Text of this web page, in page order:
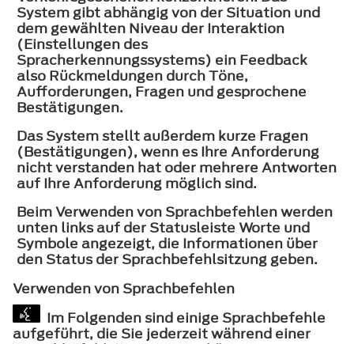
System gibt abhängig von der Situation und
dem gewählten Niveau der Interaktion
(Einstellungen des
Spracherkennungssystems) ein Feedback
also Rückmeldungen durch Töne,
Aufforderungen, Fragen und gesprochene
Bestätigungen.
Das System stellt außerdem kurze Fragen
(Bestätigungen), wenn es Ihre Anforderung
nicht verstanden hat oder mehrere Antworten
auf Ihre Anforderung möglich sind.
Beim Verwenden von Sprachbefehlen werden
unten links auf der Statusleiste Worte und
Symbole angezeigt, die Informationen über
den Status der Sprachbefehlsitzung geben.
Verwenden von Sprachbefehlen
Im Folgenden sind einige Sprachbefehle
aufgeführt, die Sie jederzeit während einer